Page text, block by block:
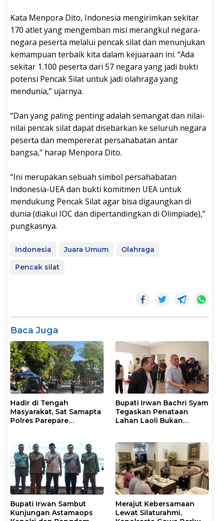
Kata Menpora Dito, Indonesia mengirimkan sekitar
170 atlet yang mengemban misi merangkul negara-
negara peserta melalui pencak silat dan menunjukan
kemampuan terbaik kita dalam kejuaraan ini. “Ada
sekitar 1.100 peserta dari 57 negara yang jadi bukti
potensi Pencak Silat untuk jadi olahraga yang
mendunia,” ujarnya.
“Dan yang paling penting adalah semangat dan nilai-
nilai pencak silat dapat disebarkan ke seluruh negara
peserta dan mempererat persahabatan antar
bangsa,” harap Menpora Dito.
“Ini merupakan sebuah simbol persahabatan
Indonesia-UEA dan bukti komitmen UEA untuk
mendukung Pencak Silat agar bisa digaungkan di
dunia (diakui IOC dan dipertandingkan di Olimpiade),”
pungkasnya.
Indonesia Juara Umum
Olahraga
Pencak silat
Baca Juga
Hadir di Tengah
Masyarakat, Sat Samapta
Polres Parepare
Bupati Irwan Bachri Syam
Tegaskan Penataan
Lahan Laoli Bukan
Bupati Irwan Sambut
Kunjungan Astamaops
Merajut Kebersamaan
Lewat Silaturahmi,